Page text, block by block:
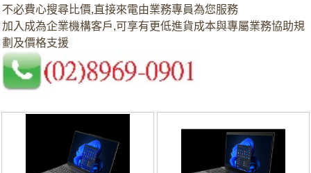
不必費心搜尋比價,直接來電由業務專員為您服務
加入成為企業機構客戶,可享有更低進貨成本與專屬業務協助規
劃及價格支援